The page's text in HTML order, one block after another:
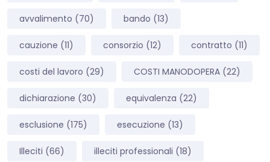
avvalimento (70) bando (13)
cauzione (11) consorzio (12) contratto (11)
costi del lavoro (29) COSTI MANODOPERA (22)
dichiarazione (30) equivalenza (22)
esclusione (175) esecuzione (13)
Illeciti (66) illeciti professionali (18)